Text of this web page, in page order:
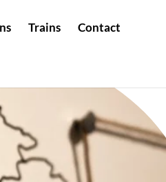
Trains Contact